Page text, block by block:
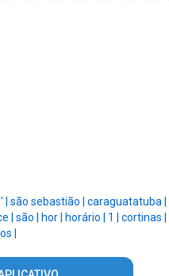
' | são sebastião | caraguatatuba |
| são | hor | horário | 1 | cortinas |
|